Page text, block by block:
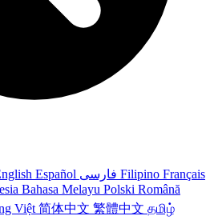
Español Filipino Français
Bahasa Melayu Polski Română
Việt 简体中文 繁體中文 தமிழ்